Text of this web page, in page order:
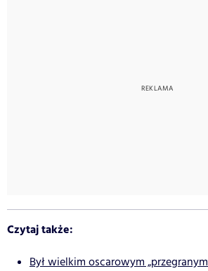
Czytaj także:
Był wielkim oscarowym